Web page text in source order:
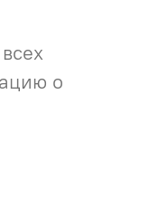
о